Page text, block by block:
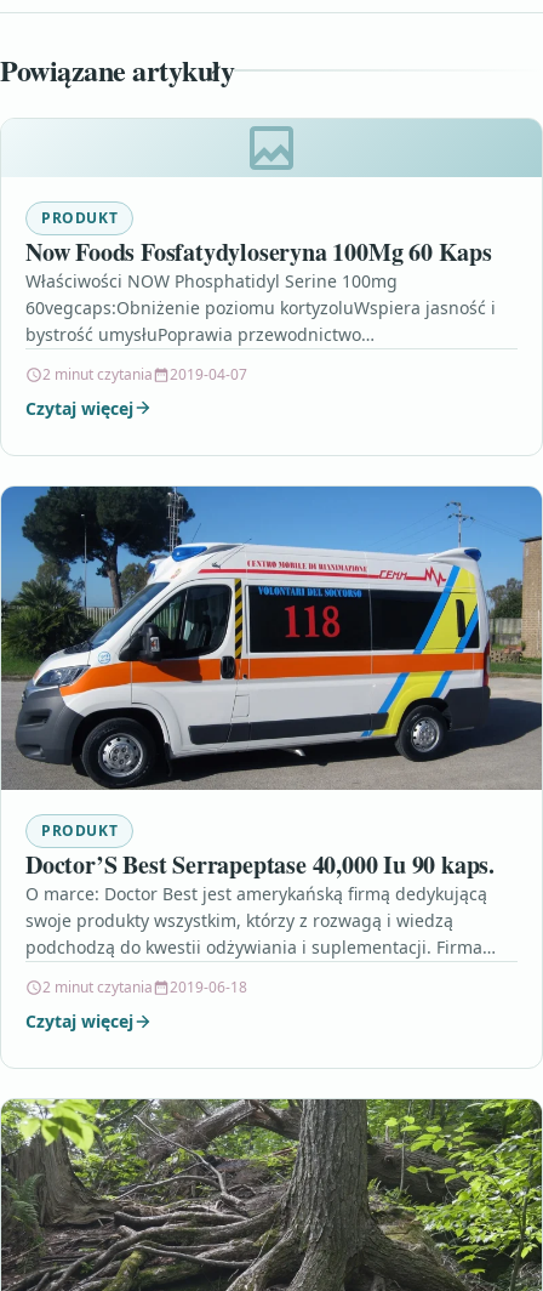
Powiązane artykuły
PRODUKT
Now Foods Fosfatydyloseryna 100Mg 60 Kaps
Właściwości NOW Phosphatidyl Serine 100mg
60vegcaps:Obniżenie poziomu kortyzoluWspiera jasność i
bystrość umysłuPoprawia przewodnictwo
działanie układu nerwowegoNiezbędne uzupełnienie
codziennej dietyPoprawa nastroju na…
2 minut czytania 2019-04-07
Czytaj więcej
PRODUKT
Doctor’S Best Serrapeptase 40,000 Iu 90 kaps.
O marce: Doctor Best jest amerykańską firmą dedykującą
swoje produkty wszystkim, którzy z rozwagą i wiedzą
podchodzą do kwestii odżywiania i suplementacji. Firma
2 minut czytania 2019-06-18
Czytaj więcej